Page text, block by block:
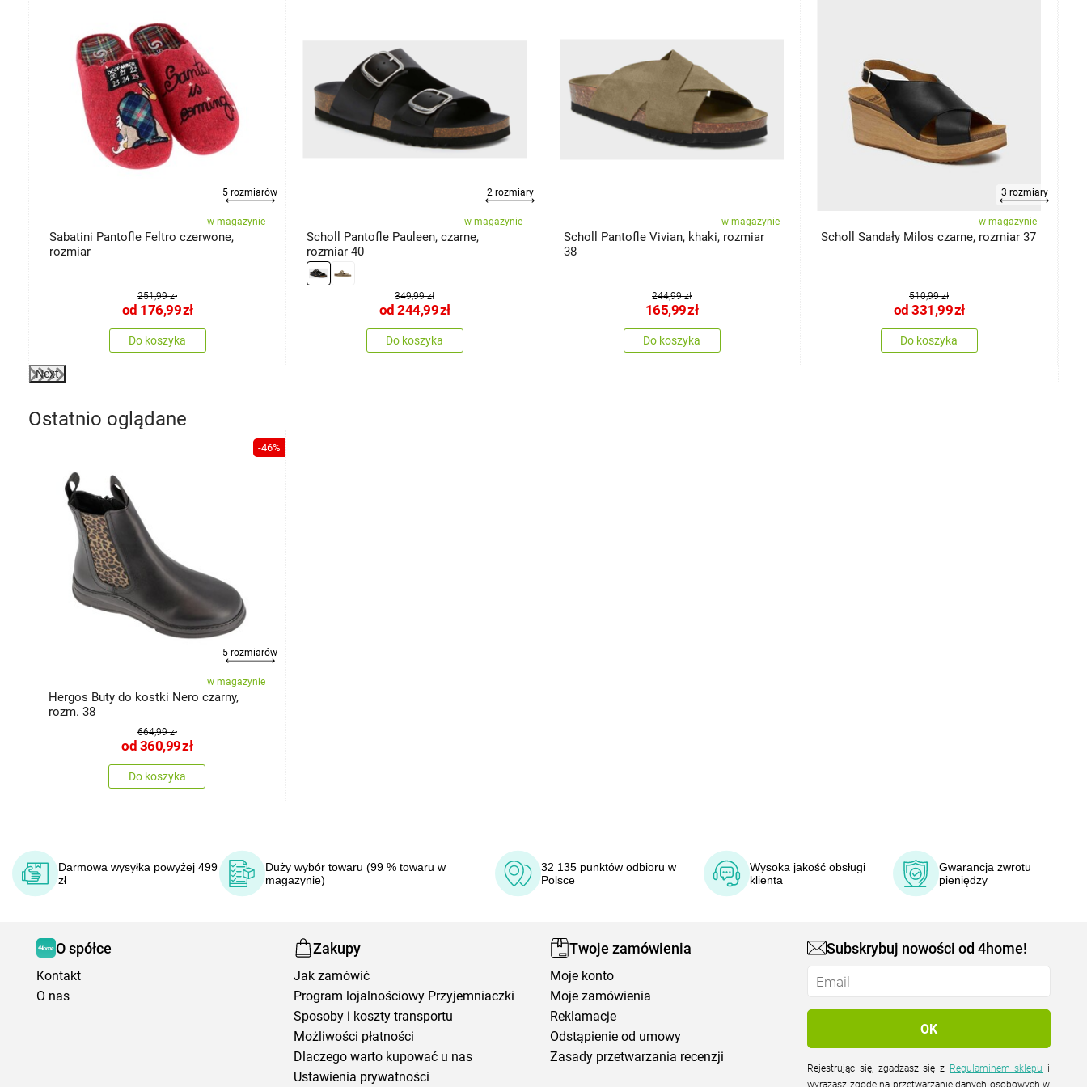
5 rozmiarów
w magazynie
Sabatini Pantofle Feltro czerwone,
rozmiar
251,99 zł
od 176,99zł
Do koszyka
2 rozmiary
w magazynie
Scholl Pantofle Pauleen, czarne,
rozmiar 40
349,99 zł
od 244,99zł
Do koszyka
w magazynie
Scholl Pantofle Vivian, khaki, rozmiar
38
244,99 zł
165,99zł
Do koszyka
3 rozmiary
w magazynie
Scholl Sandały Milos czarne, rozmiar 37
510,99 zł
od 331,99zł
Do koszyka
Next
Ostatnio oglądane
-46%
5 rozmiarów
w magazynie
Hergos Buty do kostki Nero czarny,
rozm. 38
664,99 zł
od 360,99zł
Do koszyka
Darmowa wysyłka powyżej 499
zł
Duży wybór towaru (99 % towaru w
magazynie)
32 135 punktów odbioru w
Polsce
Wysoka jakość obsługi
klienta
Gwarancja zwrotu
pieniędzy
O spółce
Kontakt
O nas
Zakupy
Jak zamówić
Program lojalnościowy Przyjemniaczki
Sposoby i koszty transportu
Możliwości płatności
Dlaczego warto kupować u nas
Ustawienia prywatności
Twoje zamówienia
Moje konto
Moje zamówienia
Reklamacje
Odstąpienie od umowy
Zasady przetwarzania recenzji
Subskrybuj nowości od 4home!
Rejestrując się, zgadzasz się z Regulaminem sklepu
wyrażasz zgodę na przetwarzanie danych osobowych w